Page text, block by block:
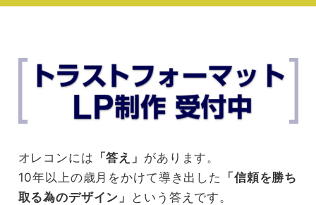
オレコンには 「答え」 があります。
10年以上の歳月をかけて導き出した
「信頼を勝ち
取る為のデザイン」
という答えです。